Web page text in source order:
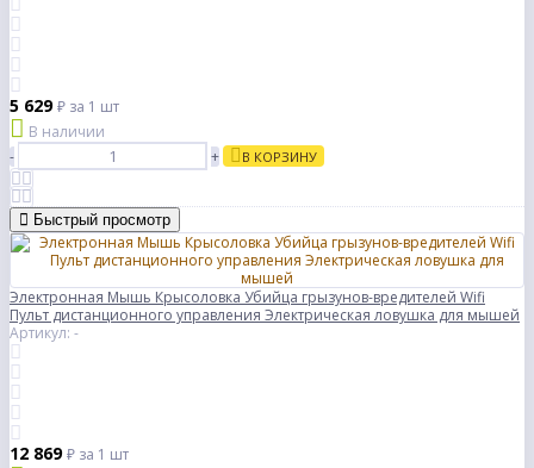
5 629₽ за 1 шт
В наличии
-
+ В КОРЗИНУ
Быстрый просмотр
Электронная Мышь Крысоловка Убийца грызунов-вредителей Wifi
Пульт дистанционного управления Электрическая ловушка для мышей
Артикул: -
12 869₽ за 1 шт